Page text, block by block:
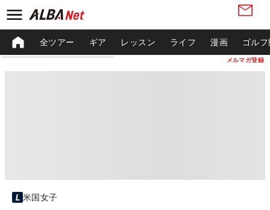
メルマガ登録
全ツアー ギア レッスン ライフ 漫画 ゴル
米国女子